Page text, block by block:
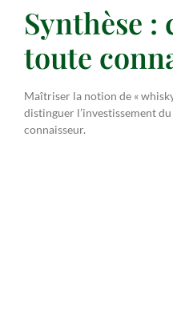
Synthèse
toute
Maîtriser la notion de «
distinguer l’investissement
connaisseur.